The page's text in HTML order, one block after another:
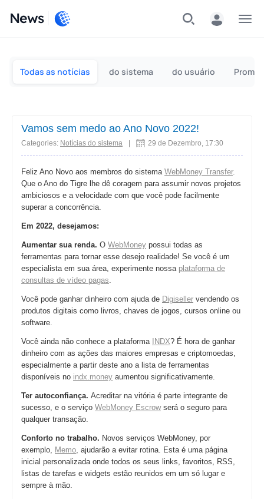
News
Todas as notícias do sistema do usuário
Vamos sem medo ao Ano Novo 2022!
Categories: Notícias do sistema 29 de Dezembro, 17:30
Feliz Ano Novo aos membros do sistema WebMoney Transfer.
Que o Ano do Tigre lhe dê coragem para assumir novos projetos
ambiciosos e a velocidade com que você pode facilmente
superar a concorrência.
Em 2022, desejamos:
Aumentar sua renda. O WebMoney possui todas as
ferramentas para tornar esse desejo realidade! Se você é um
especialista em sua área, experimente nossa plataforma de
consultas de vídeo pagas.
Você pode ganhar dinheiro com ajuda de Digiseller vendendo os
produtos digitais como livros, chaves de jogos, cursos online ou
software.
Você ainda não conhece a plataforma INDX? É hora de ganhar
dinheiro com as ações das maiores empresas e criptomoedas,
especialmente a partir deste ano a lista de ferramentas
disponíveis no indx.money aumentou significativamente.
Ter autoconfiança. Acreditar na vitória é parte integrante de
sucesso, e o serviço WebMoney Escrowserá o seguro para
qualquer transação.
Conforto no trabalho. Novos serviços WebMoney, por
exemplo, Memo, ajudarão a evitar rotina. Esta é uma página
inicial personalizada onde todos os seus links, favoritos, RSS,
listas de tarefas e widgets estão reunidos em um só lugar e
sempre à mão.